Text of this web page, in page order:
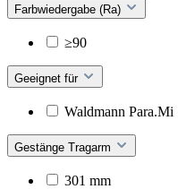
Farbwiedergabe (Ra)
≥90
Geeignet für
Waldmann Para.Mi
Gestänge Tragarm
301 mm